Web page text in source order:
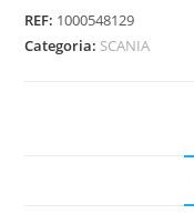
REF: 1000548129
Categoria: SCANIA